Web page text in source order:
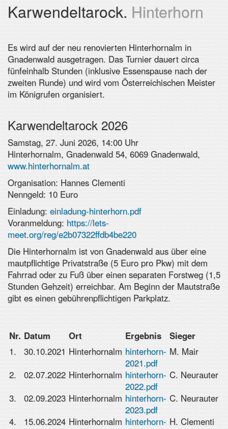
Karwendeltarock. Hinterhorn
Es wird auf der neu renovierten Hinterhornalm in
Gnadenwald ausgetragen. Das Turnier dauert circa
fünfeinhalb Stunden (inklusive Essenspause nach der
zweiten Runde) und wird vom Österreichischen Meister
im Königrufen organisiert.
Karwendeltarock 2026
Samstag, 27. Juni 2026, 14:00 Uhr
Hinterhornalm, Gnadenwald 54, 6069 Gnadenwald,
www.hinterhornalm.at
Organisation: Hannes Clementi
Nenngeld: 10 Euro
Einladung: einladung-hinterhorn.pdf
Voranmeldung: https://lets-
meet.org/reg/e2b07322ffdb4be220
Die Hinterhornalm ist von Gnadenwald aus über eine
mautpflichtige Privatstraße (5 Euro pro Pkw) mit dem
Fahrrad oder zu Fuß über einen separaten Forstweg (1,5
Stunden Gehzeit) erreichbar. Am Beginn der Mautstraße
gibt es einen gebührenpflichtigen Parkplatz.
Nr. Datum Ort Ergebnis
Sieger
1.
30.10.2021 Hinterhornalm hinterhorn-
2021.pdf
M. Mair
2.
02.07.2022 Hinterhornalm hinterhorn-
2022.pdf
C. Neurauter
3.
02.09.2023 Hinterhornalm hinterhorn-
2023.pdf
C. Neurauter
4.
15.06.2024 Hinterhornalm hinterhorn- H. Clementi